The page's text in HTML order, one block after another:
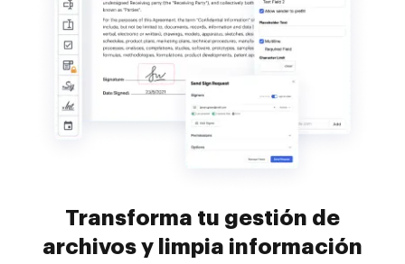
Transforma tu gestión de
archivos y limpia información